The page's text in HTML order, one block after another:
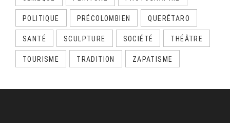
POLITIQUE PRÉCOLOMBIEN QUERÉTARO
SANTÉ SCULPTURE SOCIÉTÉ THÉÂTRE
TOURISME TRADITION ZAPATISME